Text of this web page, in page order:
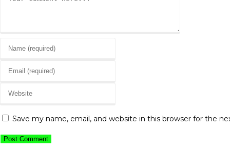
Enter
name
username
comment
Enter
email
to
Enter
website
(optional)
Save my name, email, and website in this browser for the